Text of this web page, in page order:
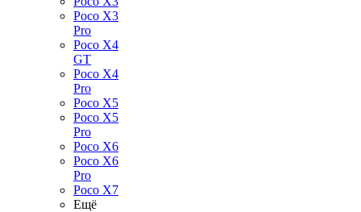
Poco X3
Pro
Poco X4
GT
Poco X4
Pro
Poco X5
Poco X5
Pro
Poco X6
Poco X6
Pro
Poco X7
Ещё